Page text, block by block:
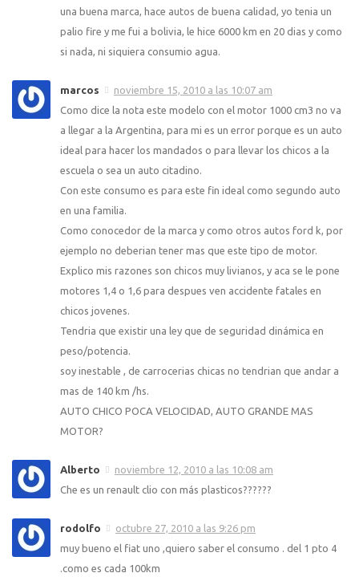
una buena marca, hace autos de buena calidad, yo tenia un
palio fire y me fui a bolivia, le hice 6000 km en 20 dias y como
si nada, ni siquiera consumio agua.
marcos
noviembre 15, 2010 a las 10:07 am
Como dice la nota este modelo con el motor 1000 cm3 no va
a llegar a la Argentina, para mi es un error porque es un auto
ideal para hacer los mandados o para llevar los chicos a la
escuela o sea un auto citadino.
Con este consumo es para este fin ideal como segundo auto
en una familia.
Como conocedor de la marca y como otros autos ford k, por
ejemplo no deberian tener mas que este tipo de motor.
Explico mis razones son chicos muy livianos, y aca se le pone
motores 1,4 o 1,6 para despues ven accidente fatales en
chicos jovenes.
Tendria que existir una ley que de seguridad dinámica en
peso/potencia.
soy inestable , de carrocerias chicas no tendrian que andar a
mas de 140 km /hs.
AUTO CHICO POCA VELOCIDAD, AUTO GRANDE MAS
MOTOR?
Alberto
noviembre 12, 2010 a las 10:08 am
Che es un renault clio con más plasticos??????
rodolfo
octubre 27, 2010 a las 9:26 pm
muy bueno el fiat uno ,quiero saber el consumo . del 1 pto 4
.como es cada 100km